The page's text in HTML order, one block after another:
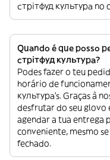
стрітфуд культура no
Quando é que posso
стрітфуд культура?
Podes fazer o teu
horário de
культура’s. Graças à
desfrutar do seu glovo
agendar a tua entrega
conveniente, mesmo
fechado.